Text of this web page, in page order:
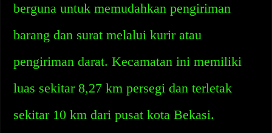
berguna untuk memudahkan pengiriman
barang dan surat melalui kurir atau
pengiriman darat. Kecamatan ini memiliki
luas sekitar 8,27 km persegi dan terletak
sekitar 10 km dari pusat kota Bekasi.